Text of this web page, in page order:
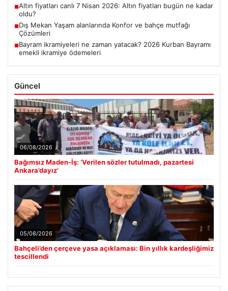
■Altın fiyatları canlı 7 Nisan 2026: Altın fiyatları bugün ne kadar
oldu?
■Dış Mekan Yaşam alanlarında Konfor ve bahçe mutfağı
Çözümleri
■Bayram ikramiyeleri ne zaman yatacak? 2026 Kurban Bayramı
emekli ikramiye ödemeleri
Güncel
06/08/2026
Bağımsız Maden-İş: ‘Verilen sözler tutulmadı, pazartesi
Ankara’dayız’
05/08/2026
Bahçeli’den çerçeve yasa açıklaması: Bin yıllık kardeşliğimiz
tescillendi